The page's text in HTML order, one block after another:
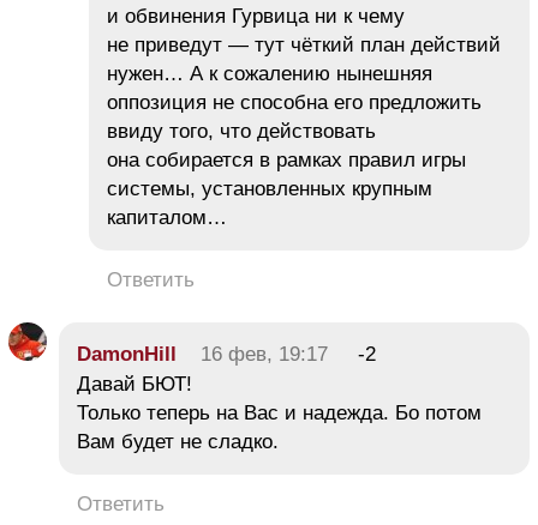
и обвинения Гурвица ни к чему
не приведут — тут чёткий план действий
нужен… А к сожалению нынешняя
оппозиция не способна его предложить
ввиду того, что действовать
она собирается в рамках правил игры
системы, установленных крупным
капиталом…
Ответить
DamonHill 16 фев, 19:17
-2
Давай БЮТ!
Только теперь на Вас и надежда. Бо потом
Вам будет не сладко.
Ответить